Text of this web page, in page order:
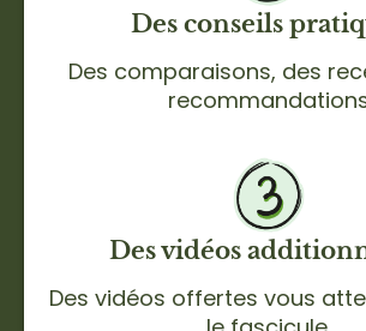
Des conseils
Des comparaisons, des
Des vidéos
Des vidéos offertes vous